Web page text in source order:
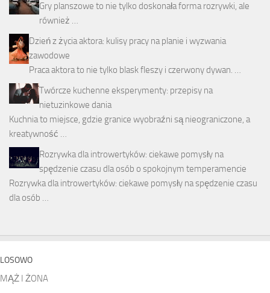
Gry planszowe to nie tylko doskonała forma rozrywki, ale
również …
Dzień z życia aktora: kulisy pracy na planie i wyzwania
zawodowe
Praca aktora to nie tylko blask fleszy i czerwony dywan. …
Twórcze kuchenne eksperymenty: przepisy na
nietuzinkowe dania
Kuchnia to miejsce, gdzie granice wyobraźni są nieograniczone, a
kreatywność …
Rozrywka dla introwertyków: ciekawe pomysły na
spędzenie czasu dla osób o spokojnym temperamencie
Rozrywka dla introwertyków: ciekawe pomysły na spędzenie czasu
dla osób …
LOSOWO
MĄŻ I ŻONA